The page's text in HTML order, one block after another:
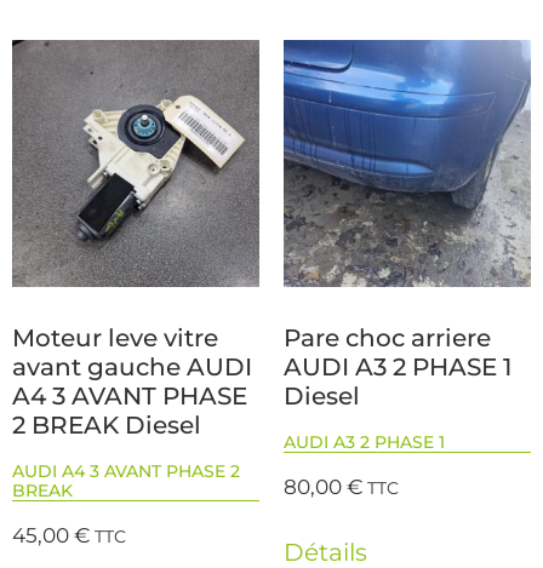
Moteur leve vitre
avant gauche AUDI
A4 3 AVANT PHASE
2 BREAK Diesel
AUDI A4 3 AVANT PHASE 2
BREAK
45,00€ TTC
Pare choc arriere
AUDI A3 2 PHASE 1
Diesel
AUDI A3 2 PHASE 1
80,00€ TTC
Détails